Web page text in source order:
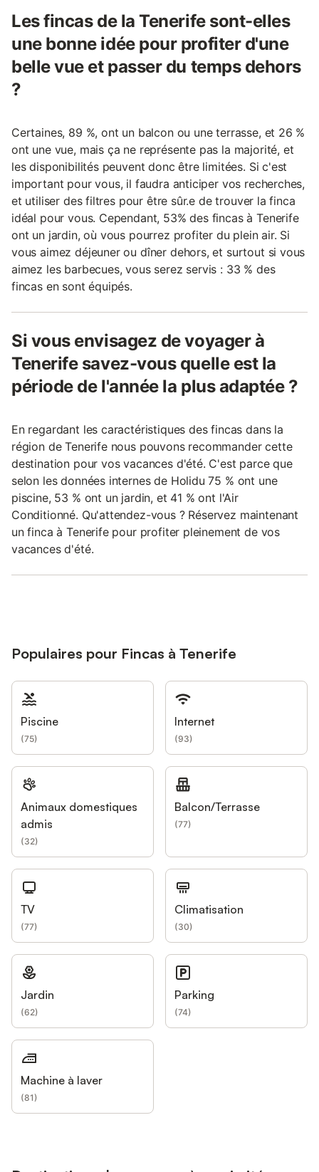
Les fincas de la Tenerife sont-elles
une bonne idée pour profiter d'une
belle vue et passer du temps dehors
?
Certaines, 89 %, ont un balcon ou une terrasse, et 26 %
ont une vue, mais ça ne représente pas la majorité, et
les disponibilités peuvent donc être limitées. Si c'est
important pour vous, il faudra anticiper vos recherches,
et utiliser des filtres pour être sûr.e de trouver la finca
idéal pour vous. Cependant, 53% des fincas à Tenerife
ont un jardin, où vous pourrez profiter du plein air. Si
vous aimez déjeuner ou dîner dehors, et surtout si vous
aimez les barbecues, vous serez servis : 33 % des
fincas en sont équipés.
Si vous envisagez de voyager à
Tenerife savez-vous quelle est la
période de l'année la plus adaptée ?
En regardant les caractéristiques des fincas dans la
région de Tenerife nous pouvons recommander cette
destination pour vos vacances d'été. C'est parce que
selon les données internes de Holidu 75 % ont une
piscine, 53 % ont un jardin, et 41 % ont l'Air
Conditionné. Qu'attendez-vous ? Réservez maintenant
un finca à Tenerife pour profiter pleinement de vos
vacances d'été.
Populaires pour Fincas à Tenerife
Piscine
(75)
Internet
(93)
Animaux domestiques
admis
(32)
Balcon/Terrasse
(77)
TV
(77)
Climatisation
(30)
Jardin
(62)
Parking
(74)
Machine à laver
(81)